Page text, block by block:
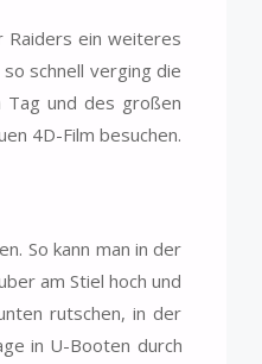
Raiders ein weiteres
schnell verging die
Tag und des großen
4D-Film besuchen.
So kann man in der
am Stiel hoch und
rutschen, in der
in U-Booten durch